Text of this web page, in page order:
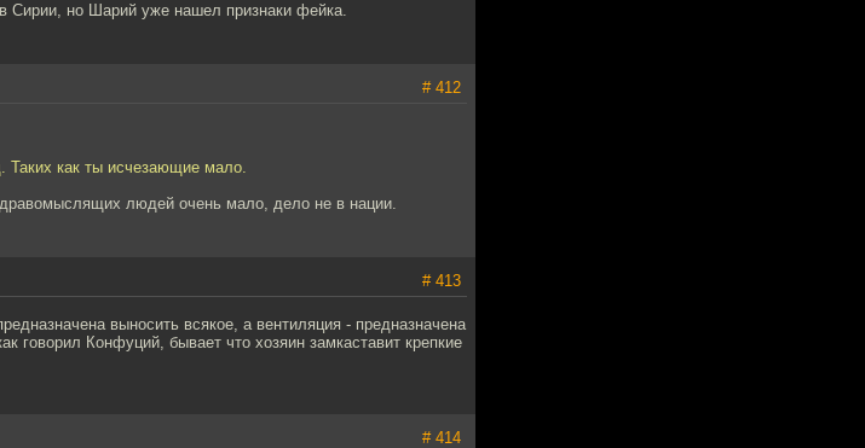
Сирии, но Шарий уже нашел признаки фейка.
# 412
Таких как ты исчезающие мало.
людей очень мало, дело не в нации.
# 413
выносить всякое, а вентиляция - предназначена
говорил Конфуций, бывает что хозяин замкаставит крепкие
# 414